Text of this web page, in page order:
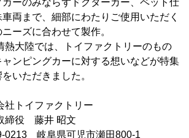
両まで、細部にわたりご使用いただく
ーズに合わせて製作。
熱大陸では、トイファクトリーのもの
ンピングカーに対する想いなどが特集
いただきました。
トイファクトリー
締役 藤井 昭文
0213 岐阜県可児市瀬田800-1